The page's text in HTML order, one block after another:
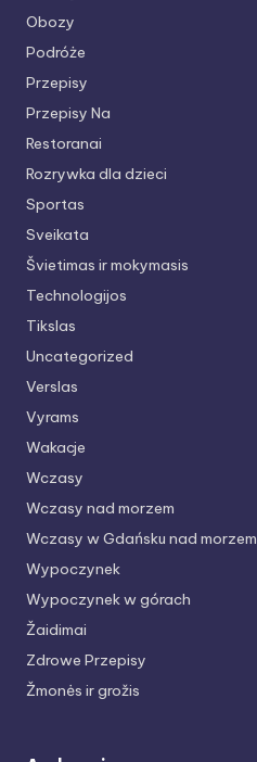
Obozy
Podróże
Przepisy
Przepisy Na
Restoranai
Rozrywka dla dzieci
Sportas
Sveikata
Švietimas ir mokymasis
Technologijos
Tikslas
Uncategorized
Verslas
Vyrams
Wakacje
Wczasy
Wczasy nad morzem
Wczasy w Gdańsku nad morzem
Wypoczynek
Wypoczynek w górach
Žaidimai
Zdrowe Przepisy
Žmonės ir grožis